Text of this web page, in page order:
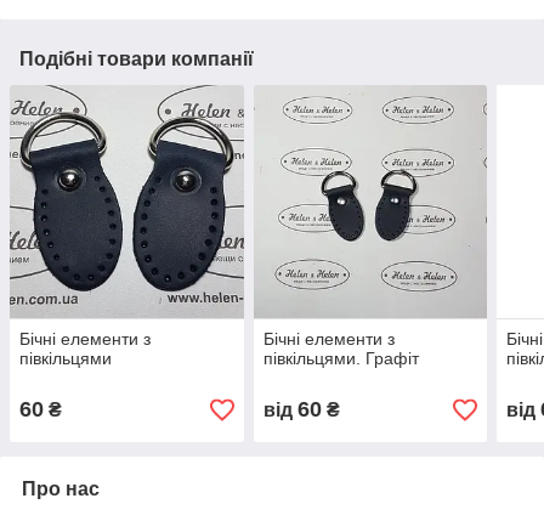
Подібні товари компанії
Бічні елементи з
півкільцями
60 ₴
Бічні елементи з
півкільцями. Графіт
від 60₴ від
Про нас